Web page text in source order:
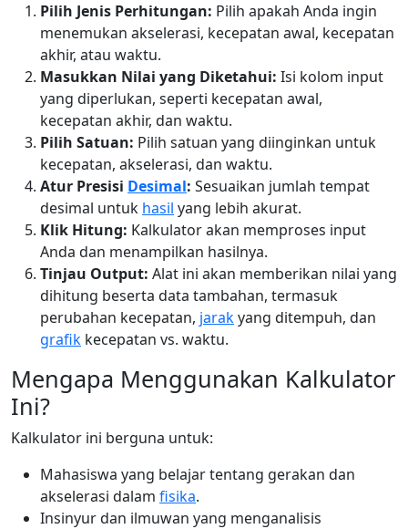
Pilih Jenis Perhitungan: Pilih apakah Anda ingin
menemukan akselerasi, kecepatan awal, kecepatan
akhir, atau waktu.
Masukkan Nilai yang Diketahui: Isi kolom input
yang diperlukan, seperti kecepatan awal,
kecepatan akhir, dan waktu.
Pilih Satuan: Pilih satuan yang diinginkan untuk
kecepatan, akselerasi, dan waktu.
Atur Presisi Desimal: Sesuaikan jumlah tempat
desimal untuk hasil yang lebih akurat.
Klik Hitung: Kalkulator akan memproses input
Anda dan menampilkan hasilnya.
Tinjau Output: Alat ini akan memberikan nilai yang
dihitung beserta data tambahan, termasuk
perubahan kecepatan, jarakyang ditempuh, dan
grafik kecepatan vs. waktu.
Mengapa Menggunakan Kalkulator
Ini?
Kalkulator ini berguna untuk:
Mahasiswa yang belajar tentang gerakan dan
akselerasi dalam fisika.
Insinyur dan ilmuwan yang menganalisis